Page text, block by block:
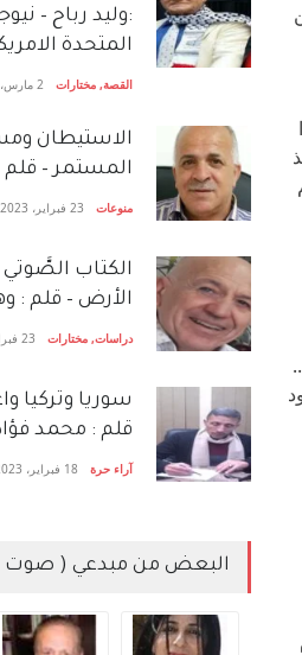
:وليد رباح –
المتحدة
القصة, مختارات 2 مارس، 2023
الاستيطان
المستمر –
منوعات 23 فبراير، 2023
الكتاب
الأرض – قلم :
دراسات, مختارات 23 فبراير، 2023
سوريا وتركيا
قلم : محمد
آراء حرة 18 فبراير، 2023
البعض من مبدعي ( صوت